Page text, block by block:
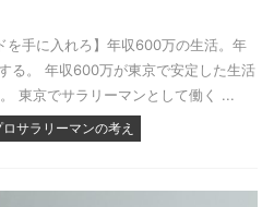
を手に入れろ】年収600万の生活。年
る。 年収600万が東京で安定した生活
東京でサラリーマンとして働く ...
サラリーマンの考え